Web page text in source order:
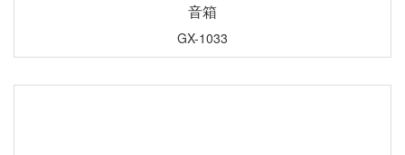
音箱
GX-1033